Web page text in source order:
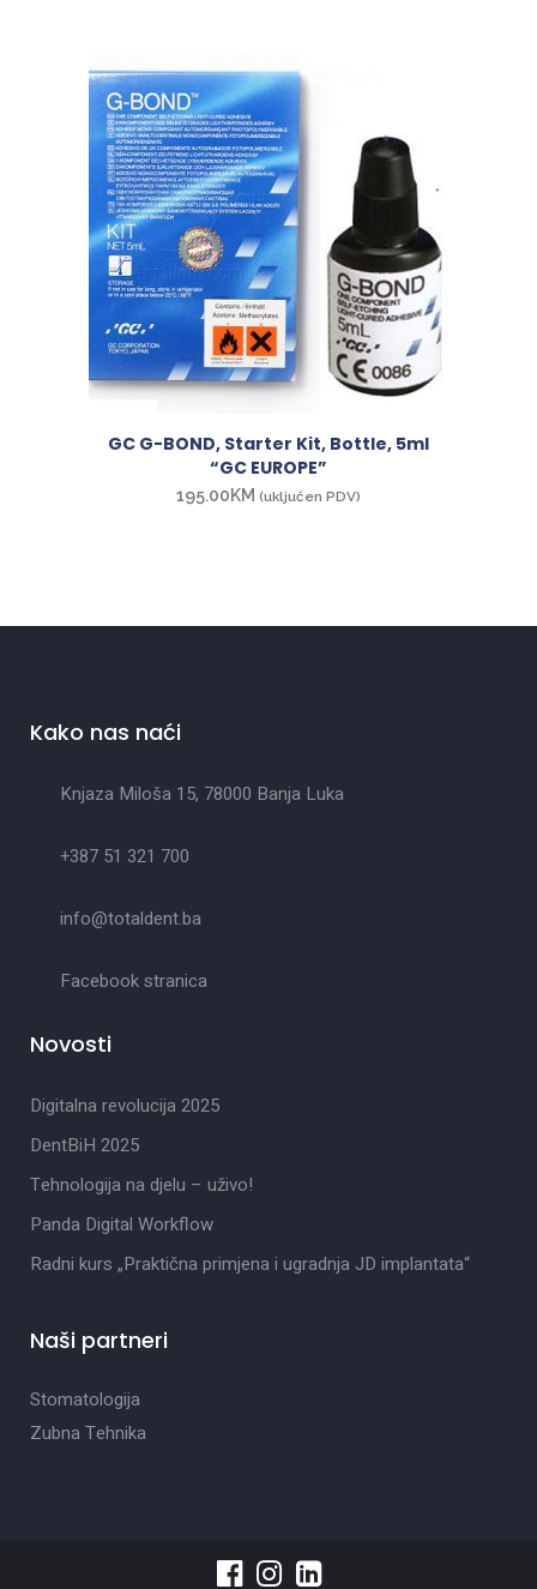
GC G-BOND, Starter Kit, Bottle, 5ml
“GC EUROPE”
195.00KM (uključen PDV)
Kako nas naći
Knjaza Miloša 15, 78000 Banja Luka
+387 51 321 700
info@totaldent.ba
Facebook stranica
Novosti
Digitalna revolucija 2025
DentBiH 2025
Tehnologija na djelu – uživo!
Panda Digital Workflow
Radni kurs „Praktična primjena i ugradnja JD implantata“
Naši partneri
Stomatologija
Zubna Tehnika